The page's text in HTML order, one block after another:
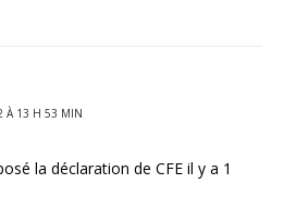
À 13 H 53 MIN
la déclaration de CFE il y a 1